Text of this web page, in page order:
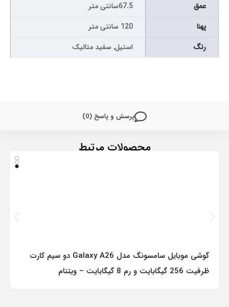
پرسش و پاسخ (0)
عمق
67.5سانتی متر
پهنا
120 سانتی متر
رنگ
استیل, سفید متالیک
محصولات مرتبط
گوشی موبایل سامسونگ مدل Galaxy A26 دو سیم کارت
ظرفیت 256 گیگابایت و رم 8 گیگابایت – ویتنام